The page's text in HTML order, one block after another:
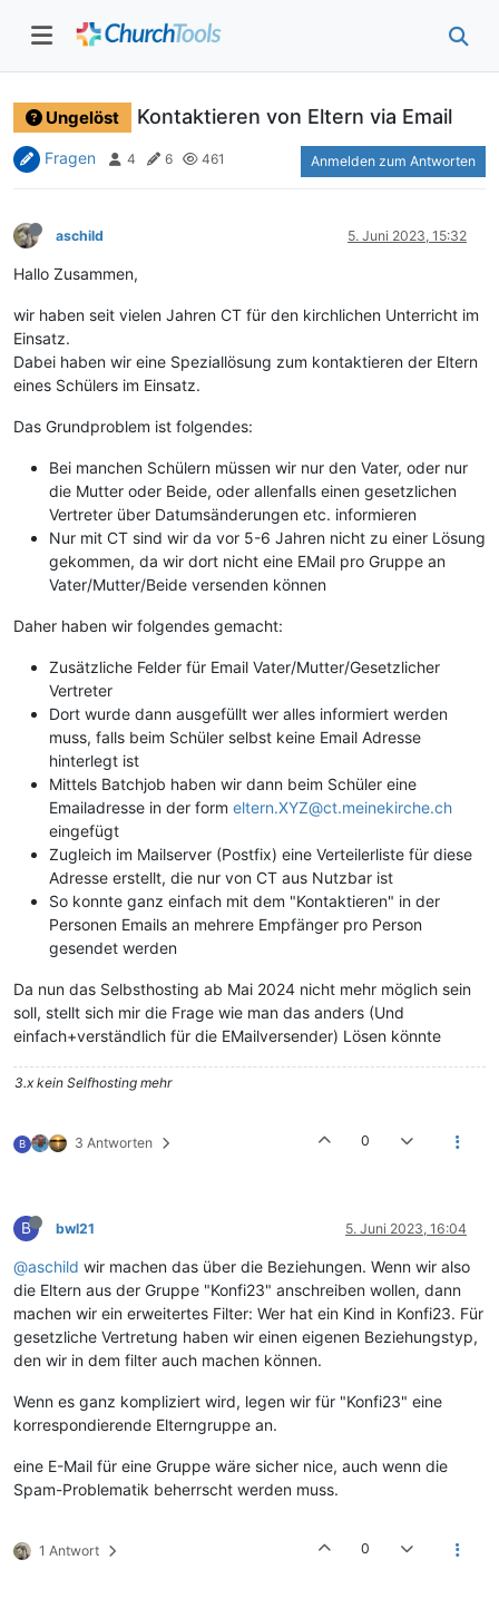
Ungelöst Kontaktieren von Eltern via Email
Fragen 4 6 461 Anmelden zum Antworten
aschild 5. Juni 2023, 15:32
Hallo Zusammen,
wir haben seit vielen Jahren CT für den kirchlichen Unterricht im
Einsatz.
Dabei haben wir eine Speziallösung zum kontaktieren der Eltern
eines Schülers im Einsatz.
Das Grundproblem ist folgendes:
Bei manchen Schülern müssen wir nur den Vater, oder nur
die Mutter oder Beide, oder allenfalls einen gesetzlichen
Vertreter über Datumsänderungen etc. informieren
Nur mit CT sind wir da vor 5-6 Jahren nicht zu einer Lösung
gekommen, da wir dort nicht eine EMail pro Gruppe an
Vater/Mutter/Beide versenden können
Daher haben wir folgendes gemacht:
Zusätzliche Felder für Email Vater/Mutter/Gesetzlicher
Vertreter
Dort wurde dann ausgefüllt wer alles informiert werden
muss, falls beim Schüler selbst keine Email Adresse
hinterlegt ist
Mittels Batchjob haben wir dann beim Schüler eine
Emailadresse in der form eltern.XYZ@ct.meinekirche.ch
eingefügt
Zugleich im Mailserver (Postfix) eine Verteilerliste für diese
Adresse erstellt, die nur von CT aus Nutzbar ist
So konnte ganz einfach mit dem "Kontaktieren" in der
Personen Emails an mehrere Empfänger pro Person
gesendet werden
Da nun das Selbsthosting ab Mai 2024 nicht mehr möglich sein
soll, stellt sich mir die Frage wie man das anders (Und
einfach+verständlich für die EMailversender) Lösen könnte
3.x kein Selfhosting mehr
B 3 Antworten 0
B bwl21 5. Juni 2023, 16:04
@aschild wir machen das über die Beziehungen. Wenn wir also
die Eltern aus der Gruppe "Konfi23" anschreiben wollen, dann
machen wir ein erweitertes Filter: Wer hat ein Kind in Konfi23. Für
gesetzliche Vertretung haben wir einen eigenen Beziehungstyp,
den wir in dem filter auch machen können.
Wenn es ganz kompliziert wird, legen wir für "Konfi23" eine
korrespondierende Elterngruppe an.
eine E-Mail für eine Gruppe wäre sicher nice, auch wenn die
Spam-Problematik beherrscht werden muss.
1 Antwort 0